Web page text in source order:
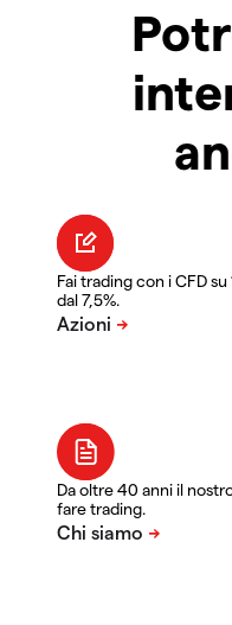
Fai trading con i CFD
dal 7,5%.
Da oltre 40 anni il
fare trading.